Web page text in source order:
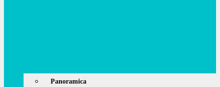
Panoramica